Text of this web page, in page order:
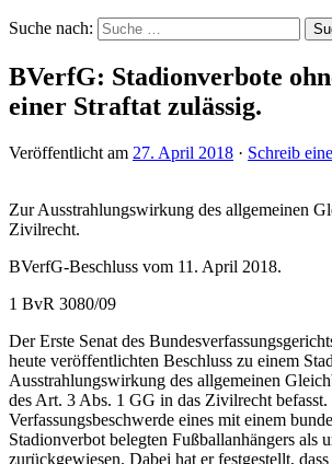
Suche nach:
BVerfG: Stadionverbote
einer Straftat zulässig.
Veröffentlicht am 27. April 2018 · Schreib
Zur Ausstrahlungswirkung des allgemeinen
Zivilrecht.
BVerfG-Beschluss vom 11. April 2018.
1 BvR 3080/09
Der Erste Senat des
heute veröffentlichten Beschluss zu einem
Ausstrahlungswirkung des allgemeinen
des Art. 3 Abs. 1 GG in das Zivilrecht befasst.
Verfassungsbeschwerde eines mit einem
Stadionverbot belegten Fußballanhängers als
zurückgewiesen. Dabei hat er festgestellt,